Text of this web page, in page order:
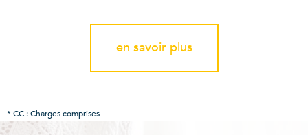
en savoir plus
* CC : Charges comprises